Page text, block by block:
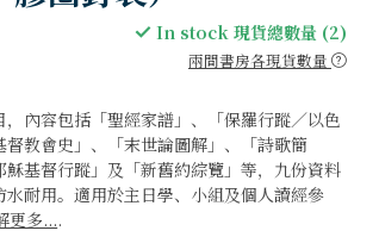
In stock 現貨總數量 (2)
兩間書房各現貨數量
內容包括「聖經家譜」、「保羅行蹤／以色
教會史」、「末世論圖解」、「詩歌簡
基督行蹤」及「新舊約綜覽」等，九份資料
耐用。適用於主日學、小組及個人讀經參
更多....